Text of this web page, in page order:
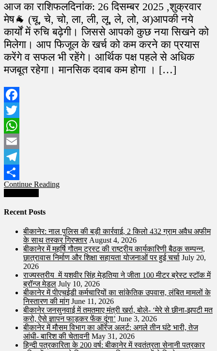
आज का राशिफलदिनांक: 26 दिसम्बर 2025 ,शुक्रवार
मेष🐐 (चू, चे, चो, ला, ली, लू, ले, लो, अ)आपकी नये
कार्यों में रुचि बढ़ेगी। जिससे आपको कुछ नया सिखने को
मिलेगा। आप फिजूल के खर्च को कम करने का प्रयास
करेंगे व सफल भी रहेंगे। आर्थिक पक्ष पहले से अधिक
मजबूत रहेगा। मानसिक दवाब कम होगा । […]
Facebook
Twitter
WhatsApp
Email
Telegram
Share
Continue Reading
Posts
navigation
Recent Posts
बीकानेर: नाल पुलिस की बड़ी कार्रवाई, 2 किलो 432 ग्राम अवैध अफीम
के साथ तस्कर गिरफ्तार August 4, 2026
बीकानेर में महर्षि गौतम ट्रस्ट की राष्ट्रीय कार्यकारिणी बैठक सम्पन्न,
छात्रावास निर्माण और शिक्षा सहायता योजनाओं पर हुई चर्चा July 20,
2026
राज्यस्तरीय में यशवीर सिंह मेड़तिया ने जीता 100 मीटर ब्रेस्ट स्टॉक में
ब्रॉन्ज मेडल July 10, 2026
बीकानेर में पीएचईडी कर्मचारियों का सांकेतिक उपवास, लंबित मामलों के
निस्तारण की मांग June 11, 2026
बीकानेर जनसुनवाई में तमतमाए मंत्री खर्रा, बोले- ‘मेरे से छीना-झपटी मत
करो, ऐसे ज्ञापन फाड़कर फेंक दूंगा’ June 3, 2026
बीकानेर में मौसम विभाग का ऑरेंज अलर्ट: अगले तीन घंटे भारी, तेज
आंधी- बारिश की चेतावनी May 31, 2026
हिन्दी पत्रकारिता के 200 वर्ष: बीकानेर में स्वतंत्रता सेनानी पत्रकार